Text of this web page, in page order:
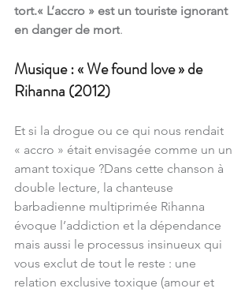
tort.« L’accro » est un touriste ignorant
en danger de mort.
Musique : « We found love » de
Rihanna (2012)
Et si la drogue ou ce qui nous rendait
« accro » était envisagée comme un un
amant toxique ?Dans cette chanson à
double lecture, la chanteuse
barbadienne multiprimée Rihanna
évoque l’addiction et la dépendance
mais aussi le processus insinueux qui
vous exclut de tout le reste : une
relation exclusive toxique (amour et